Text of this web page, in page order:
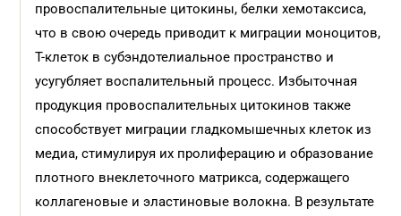
провоспалительные цитокины, белки хемотаксиса,
что в свою очередь приводит к миграции моноцитов,
Т-клеток в субэндотелиальное пространство и
усугубляет воспалительный процесс. Избыточная
продукция провоспалительных цитокинов также
способствует миграции гладкомышечных клеток из
медиа, стимулируя их пролиферацию и образование
плотного внеклеточного матрикса, содержащего
коллагеновые и эластиновые волокна. В результате